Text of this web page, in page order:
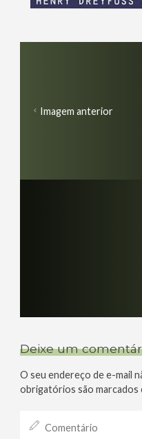
Imagem anterior
Deixe um
O seu endereço de e-mail
obrigatórios são marcados